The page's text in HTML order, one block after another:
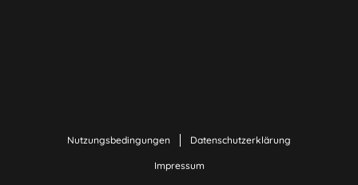
Nutzungsbedingungen Datenschutzerklärung
Impressum